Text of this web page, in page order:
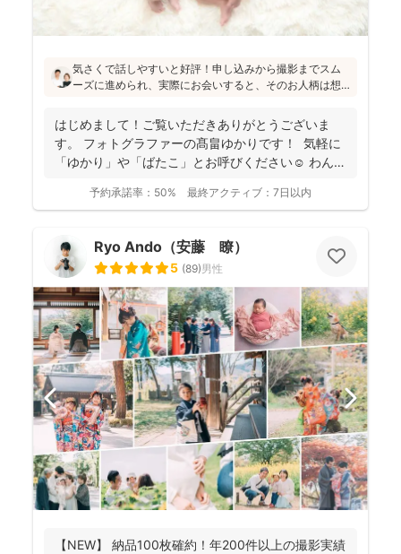
気さくで話しやすいと好評！申し込みから撮影までスム
ーズに進められ、実際にお会いすると、そのお人柄は想
フォトの研修をしっかり受講され、ウェディング業界経
験もあり、赤ちゃんから大人まで安心してお写りいただ
けます♪
はじめまして！ご覧いただきありがとうございま
す。 フォトグラファーの髙畠ゆかりです！ 気軽に
「ゆかり」や「ばたこ」とお呼びください☺︎ わんぱ
予約承諾率： 50% 最終アクティブ： 7日以内
Ryo Ando（安藤 瞭）
5 (89)男性
【NEW】 納品100枚確約！年200件以上の撮影実績